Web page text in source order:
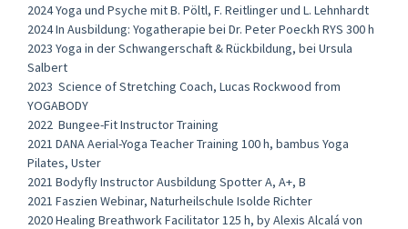
2024 Yoga und Psyche mit B. Pöltl, F. Reitlinger und L. Lehnhardt
2024 In Ausbildung: Yogatherapie bei Dr. Peter Poeckh RYS 300 h
2023 Yoga in der Schwangerschaft & Rückbildung, bei Ursula
Salbert
2023 Science of Stretching Coach, Lucas Rockwood from
YOGABODY
2022 Bungee-Fit Instructor Training
2021 DANA Aerial-Yoga Teacher Training 100 h, bambus Yoga
Pilates, Uster
2021 Bodyfly Instructor Ausbildung Spotter A, A+, B
2021 Faszien Webinar, Naturheilschule Isolde Richter
2020 Healing Breathwork Facilitator 125 h, by Alexis Alcalá von